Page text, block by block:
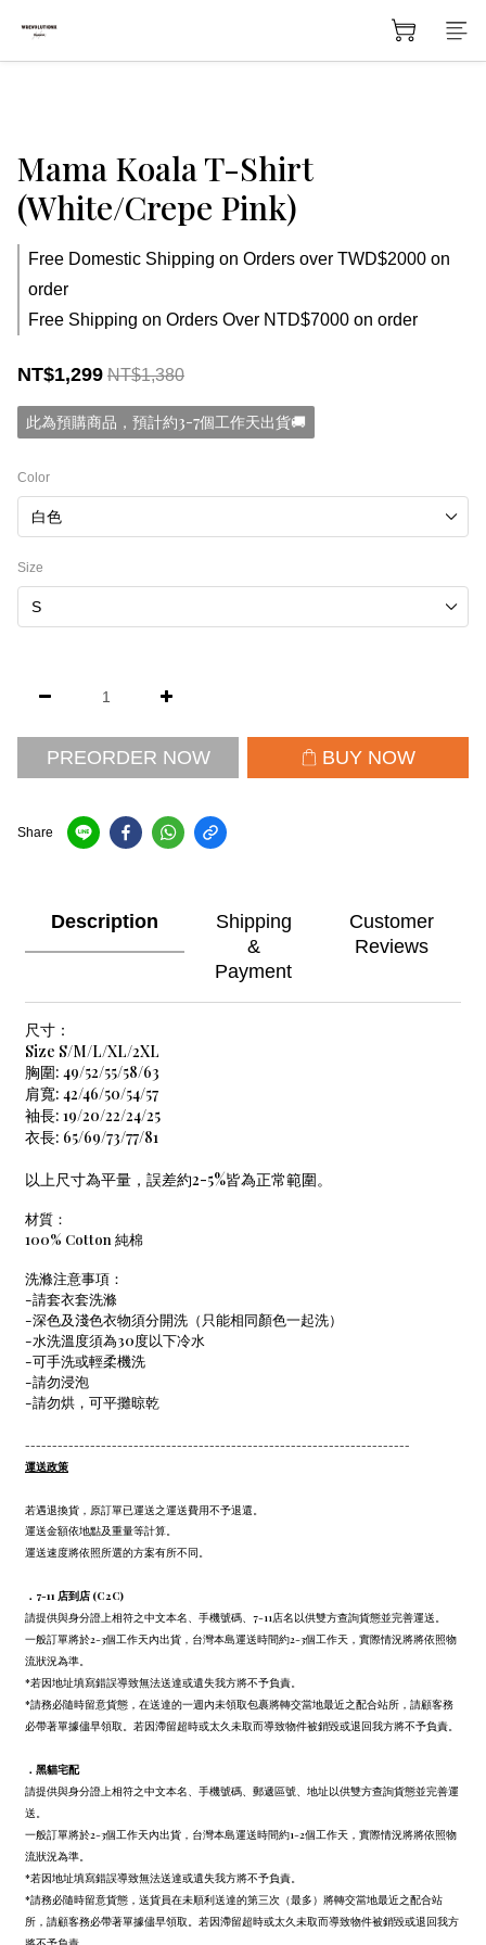
Mama Koala T-Shirt
(White/Crepe Pink)
Free Domestic Shipping on Orders over TWD$2000 on
order
Free Shipping on Orders Over NTD$7000 on order
NT$1,299 NT$1,380
此為預購商品，預計約3-7個工作天出貨🚚
Color
Size
PREORDER NOW BUY NOW
Share
Description
Shipping
&
Payment
Customer
Reviews
尺寸：
Size S/M/L/XL/2XL
胸圍: 49/52/55/58/63
肩寬: 42/46/50/54/57
袖長: 19/20/22/24/25
衣長: 65/69/73/77/81
以上尺寸為平量，誤差約2-5%皆為正常範圍。
材質：
100% Cotton 純棉
洗滌注意事項：
-請套衣套洗滌
-深色及淺色衣物須分開洗（只能相同顏色一起洗）
-水洗溫度須為30度以下冷水
-可手洗或輕柔機洗
-請勿浸泡
-請勿烘，可平攤晾乾
-----------------------------------------------------------------------
運送政策
若遇退換貨，原訂單已運送之運送費用不予退還。
運送金額依地點及重量等計算。
運送速度將依照所選的方案有所不同。
．7-11 店到店 (C2C)
請提供與身分證上相符之中文本名、手機號碼、7-11店名以供雙方查詢貨態並完善運送。
一般訂單將於2-3個工作天內出貨，台灣本島運送時間約2-3個工作天，實際情況將將依照物
流狀況為準。
*若因地址填寫錯誤導致無法送達或遺失我方將不予負責。
*請務必隨時留意貨態，在送達的一週內未領取包裹將轉交當地最近之配合站所，請顧客務
必帶著單據儘早領取。若因滯留超時或太久未取而導致物件被銷毀或退回我方將不予負責。
． 黑貓宅配
請提供與身分證上相符之中文本名、手機號碼、郵遞區號、地址以供雙方查詢貨態並完善運
送。
一般訂單將於2-3個工作天內出貨，台灣本島運送時間約1-2個工作天，實際情況將將依照物
流狀況為準。
*若因地址填寫錯誤導致無法送達或遺失我方將不予負責。
*請務必隨時留意貨態，送貨員在未順利送達的第三次（最多）將轉交當地最近之配合站
所，請顧客務必帶著單據儘早領取。若因滯留超時或太久未取而導致物件被銷毀或退回我方